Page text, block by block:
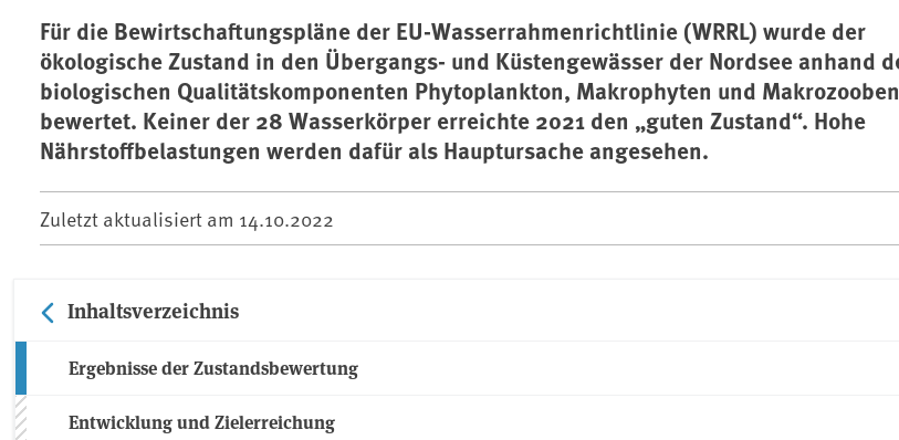
Für die Bewirtschaftungspläne der EU-Wasserrahmenrichtlinie (WRRL) wurde der
ökologische Zustand in den Übergangs- und Küstengewässer der Nordsee anhand
biologischen Qualitätskomponenten Phytoplankton, Makrophyten und
bewertet. Keiner der 28 Wasserkörper erreichte 2021 den „guten Zustand“. Hohe
Nährstoffbelastungen werden dafür als Hauptursache angesehen.
Zuletzt aktualisiert am 14.10.2022
Inhaltsverzeichnis
Ergebnisse der Zustandsbewertung
Entwicklung und Zielerreichung